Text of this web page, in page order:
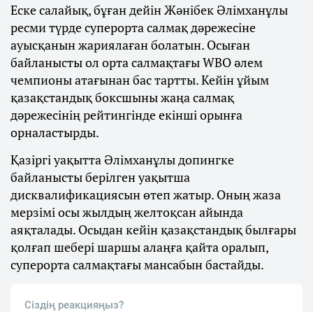
Еске салайық, бұған дейін Жәнібек Әлімханұлы
ресми түрде суперорта салмақ дәрежесіне
ауысқанын жариялаған болатын. Осыған
байланысты ол орта салмақтағы WBO әлем
чемпионы атағынан бас тартты. Кейін ұйым
қазақстандық боксшыны жаңа салмақ
дәрежесінің рейтингінде екінші орынға
орналастырды.
Қазіргі уақытта Әлімханұлы допингке
байланысты берілген уақытша
дисквалификациясын өтеп жатыр. Оның жаза
мерзімі осы жылдың желтоқсан айында
аяқталады. Осыдан кейін қазақстандық былғары
қолғап шебері шаршы алаңға қайта оралып,
суперорта салмақтағы мансабын бастайды.
Сіздің реакцияңыз?